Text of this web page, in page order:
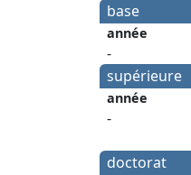
base
année
-
supérieure
année
-
doctorat